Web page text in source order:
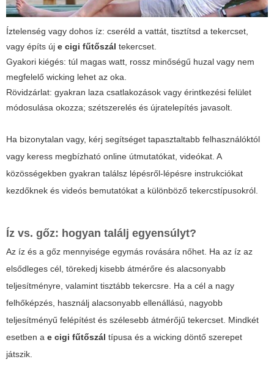
Íztelenség vagy dohos íz: cseréld a vattát, tisztítsd a tekercset,
vagy építs új e cigi fűtőszál tekercset.
Gyakori kiégés: túl magas watt, rossz minőségű huzal vagy nem
megfelelő wicking lehet az oka.
Rövidzárlat: gyakran laza csatlakozások vagy érintkezési felület
módosulása okozza; szétszerelés és újratelepítés javasolt.
Ha bizonytalan vagy, kérj segítséget tapasztaltabb felhasználóktól
vagy keress megbízható online útmutatókat, videókat. A
közösségekben gyakran találsz lépésről-lépésre instrukciókat
kezdőknek és videós bemutatókat a különböző tekercstípusokról.
Íz vs. gőz: hogyan találj egyensúlyt?
Az íz és a gőz mennyisége egymás rovására nőhet. Ha az íz az
elsődleges cél, törekedj kisebb átmérőre és alacsonyabb
teljesítményre, valamint tisztább tekercsre. Ha a cél a nagy
felhőképzés, használj alacsonyabb ellenállású, nagyobb
teljesítményű felépítést és szélesebb átmérőjű tekercset. Mindkét
esetben a e cigi fűtőszál típusa és a wicking döntő szerepet
játszik.